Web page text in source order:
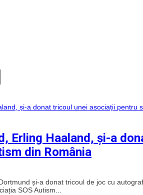
Erling Haaland, și-a
din România
și-a donat tricoul de joc cu
SOS Autism...